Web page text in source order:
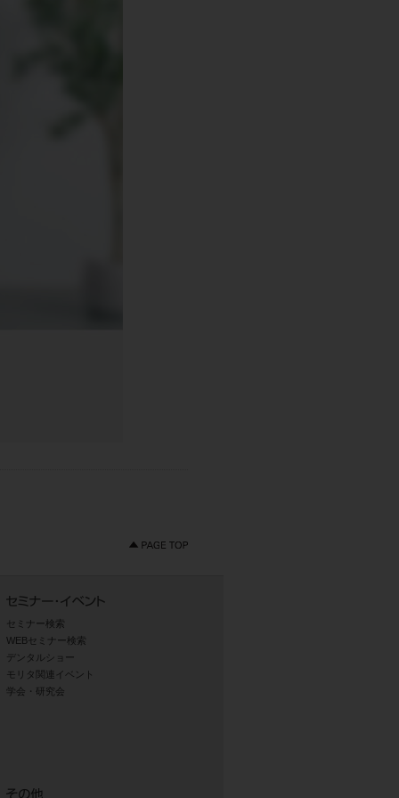
セミナー検索
WEBセミナー検索
デンタルショー
モリタ関連イベント
学会・研究会